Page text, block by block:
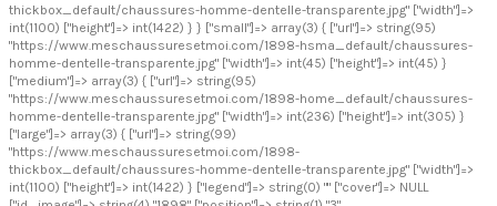
thickbox_default/chaussures-homme-dentelle-transparente.jpg" ["width"]=>
int(1100) ["height"]=> int(1422) } } ["small"]=> array(3) { ["url"]=> string(95)
"https://www.meschaussuresetmoi.com/1898-hsma_default/chaussures-
homme-dentelle-transparente.jpg" ["width"]=> int(45) ["height"]=> int(45) }
["medium"]=> array(3) { ["url"]=> string(95)
"https://www.meschaussuresetmoi.com/1898-home_default/chaussures-
homme-dentelle-transparente.jpg" ["width"]=> int(236) ["height"]=> int(305) }
["large"]=> array(3) { ["url"]=> string(99)
"https://www.meschaussuresetmoi.com/1898-
thickbox_default/chaussures-homme-dentelle-transparente.jpg" ["width"]=>
int(1100) ["height"]=> int(1422) } ["legend"]=> string(0) "" ["cover"]=> NULL